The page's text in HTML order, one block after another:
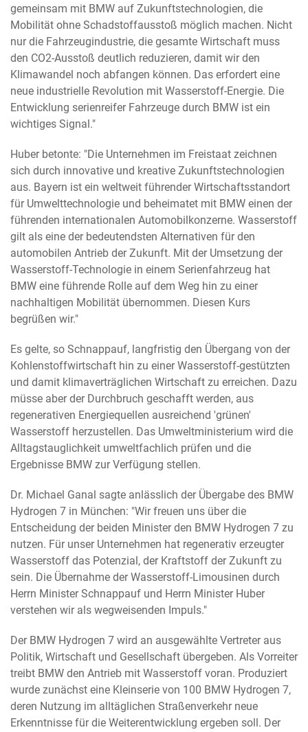
gemeinsam mit BMW auf Zukunftstechnologien, die
Mobilität ohne Schadstoffausstoß möglich machen. Nicht
nur die Fahrzeugindustrie, die gesamte Wirtschaft muss
den CO2-Ausstoß deutlich reduzieren, damit wir den
Klimawandel noch abfangen können. Das erfordert eine
neue industrielle Revolution mit Wasserstoff-Energie. Die
Entwicklung serienreifer Fahrzeuge durch BMW ist ein
wichtiges Signal."
Huber betonte: "Die Unternehmen im Freistaat zeichnen
sich durch innovative und kreative Zukunftstechnologien
aus. Bayern ist ein weltweit führender Wirtschaftsstandort
für Umwelttechnologie und beheimatet mit BMW einen der
führenden internationalen Automobilkonzerne. Wasserstoff
gilt als eine der bedeutendsten Alternativen für den
automobilen Antrieb der Zukunft. Mit der Umsetzung der
Wasserstoff-Technologie in einem Serienfahrzeug hat
BMW eine führende Rolle auf dem Weg hin zu einer
nachhaltigen Mobilität übernommen. Diesen Kurs
begrüßen wir."
Es gelte, so Schnappauf, langfristig den Übergang von der
Kohlenstoffwirtschaft hin zu einer Wasserstoff-gestützten
und damit klimaverträglichen Wirtschaft zu erreichen. Dazu
müsse aber der Durchbruch geschafft werden, aus
regenerativen Energiequellen ausreichend 'grünen'
Wasserstoff herzustellen. Das Umweltministerium wird die
Alltagstauglichkeit umweltfachlich prüfen und die
Ergebnisse BMW zur Verfügung stellen.
Dr. Michael Ganal sagte anlässlich der Übergabe des BMW
Hydrogen 7 in München: "Wir freuen uns über die
Entscheidung der beiden Minister den BMW Hydrogen 7 zu
nutzen. Für unser Unternehmen hat regenerativ erzeugter
Wasserstoff das Potenzial, der Kraftstoff der Zukunft zu
sein. Die Übernahme der Wasserstoff-Limousinen durch
Herrn Minister Schnappauf und Herrn Minister Huber
verstehen wir als wegweisenden Impuls."
Der BMW Hydrogen 7 wird an ausgewählte Vertreter aus
Politik, Wirtschaft und Gesellschaft übergeben. Als Vorreiter
treibt BMW den Antrieb mit Wasserstoff voran. Produziert
wurde zunächst eine Kleinserie von 100 BMW Hydrogen 7,
deren Nutzung im alltäglichen Straßenverkehr neue
Erkenntnisse für die Weiterentwicklung ergeben soll. Der